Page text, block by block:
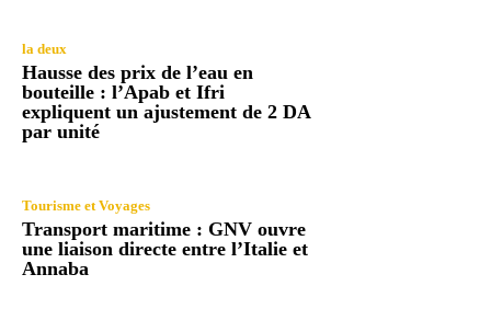
la deux
Hausse des prix de l’eau en
bouteille : l’Apab et Ifri
expliquent un ajustement de 2 DA
par unité
Tourisme et Voyages
Transport maritime : GNV ouvre
une liaison directe entre l’Italie et
Annaba